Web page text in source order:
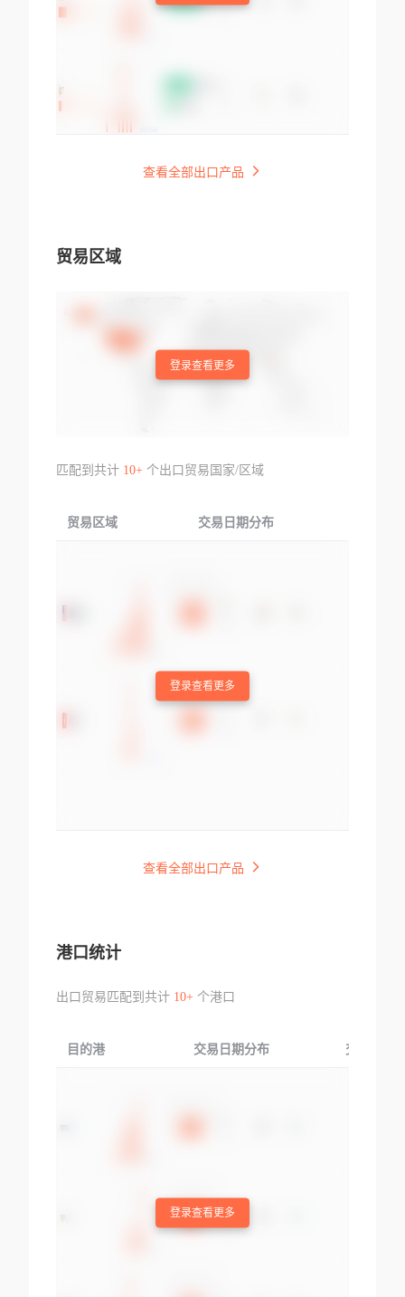
查看全部出口产品
贸易区域
登录查看更多
匹配到共计 10+个出口贸易国家/区域
贸易区域 交易日期分布
登录查看更多
查看全部出口产品
港口统计
出口贸易匹配到共计 10+个港口
目的港 交易日期分布 交易产品
登录查看更多